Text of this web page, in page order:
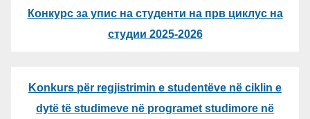
Конкурс за упис на студенти на прв циклус на
студии 2025-2026
Konkurs për regjistrimin e studentëve në ciklin e
dytë të studimeve në programet studimore në